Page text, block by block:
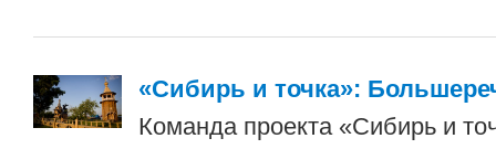
«Сибирь и точка»:
Команда проекта «Сибирь и